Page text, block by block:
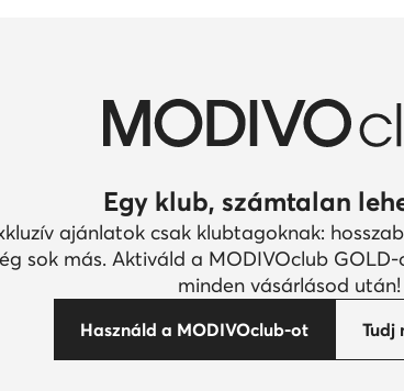
Egy klub, számtalan
ajánlatok csak klubtagoknak:
sok más. Aktiváld a MODIVOclub
minden vásárlásod után!
Használd a MODIVOclub-ot Tudj